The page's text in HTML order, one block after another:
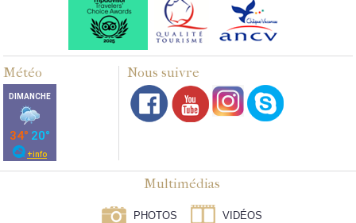
Météo Nous suivre
Multimédias
PHOTOS VIDÉOS